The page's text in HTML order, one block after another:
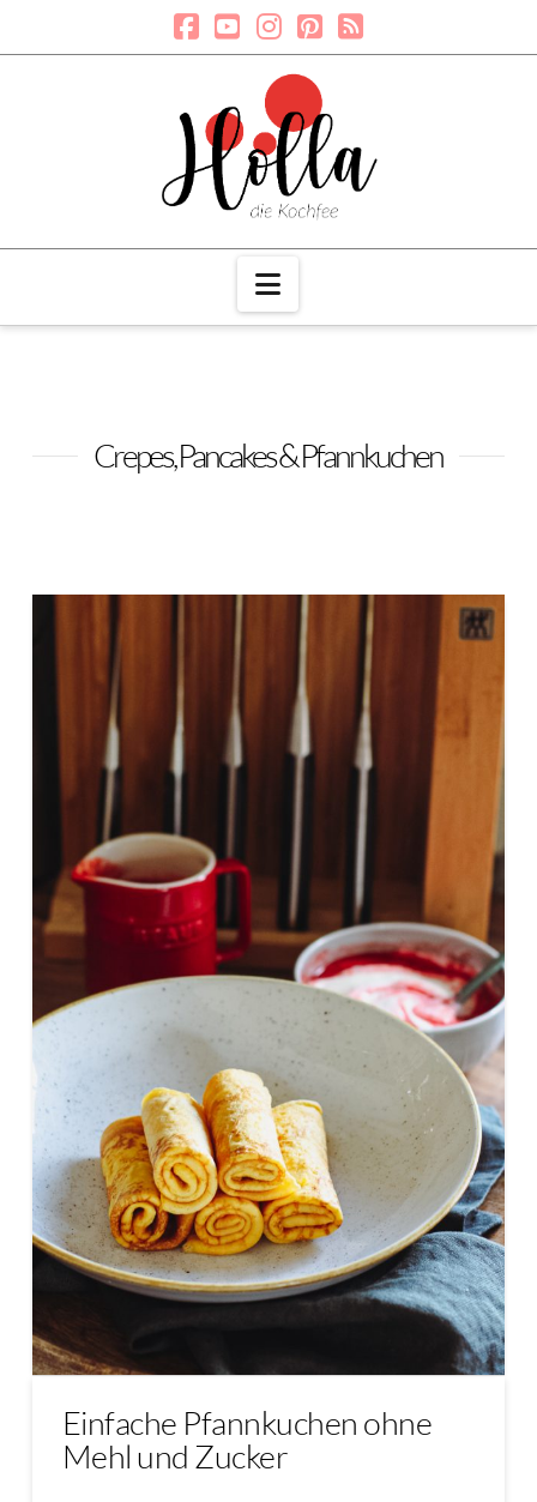
Navigation
Crepes, Pancakes & Pfannkuchen
Einfache Pfannkuchen ohne
Mehl und Zucker